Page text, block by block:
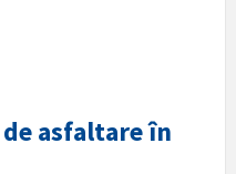
asfaltare în